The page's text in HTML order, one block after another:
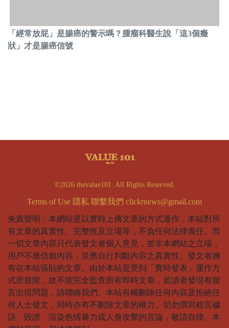
「經常放屁」是腸癌的警示嗎？腫瘤科醫生說「這3個癥
狀」才是腸癌信號
©2026 thevalue101. All Rights Reserved.
Terms of Use 隱私 聯繫我們 clickrnews@gmail.com
免責聲明：本網站是以實時上傳文章的方式運作，本站對所
有文章的真實性、完整性及立場等，不負任何法律責任。而
一切文章內容只代表發文者個人意見，並非本網站之立場，
用戶不應信賴內容，並應自行判斷內容之真實性。發文者擁
有在本站張貼的文章。由於本站是受到「實時發表」運作方
式所規限，故不能完全監查所有即時文章，若讀者發現有留
言出現問題，請聯絡我們。本站有權刪除任何內容及拒絕任
何人士發文，同時亦有不刪除文章的權力。切勿撰寫粗言穢
語、毀謗、渲染色情暴力或人身攻擊的言論，敬請自律。本